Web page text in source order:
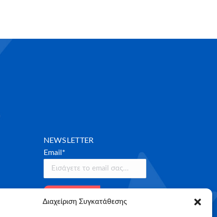
Διαχείριση Συγκατάθεσης
NEWSLETTER
Email*